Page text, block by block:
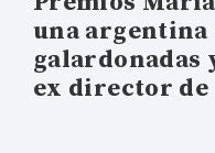
una argentina
galardonadas
ex director de